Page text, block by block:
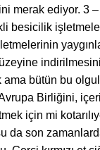
merak ediyor. 3
besicilik
ama bütün bu
Birliğini,
için mi
son